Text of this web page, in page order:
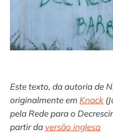
Este texto, da autoria de
originalmente em Knack
pela Rede para o
partir da versão inglesa